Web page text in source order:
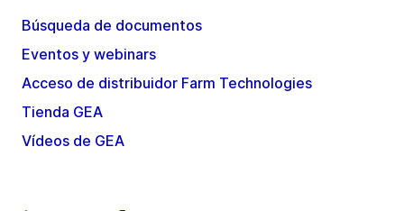
Búsqueda de documentos
Eventos y webinars
Acceso de distribuidor Farm Technologies
Tienda GEA
Vídeos de GEA